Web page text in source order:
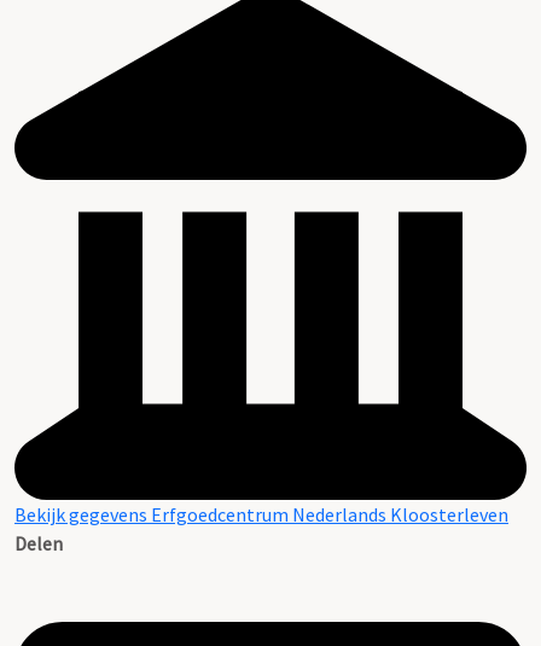
Bekijk gegevens Erfgoedcentrum Nederlands Kloosterleven
Delen